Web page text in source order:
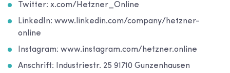
Twitter: x.com/Hetzner_Online
LinkedIn: www.linkedin.com/company/hetzner-
online
Instagram: www.instagram.com/hetzner.online
Anschrift: Industriestr. 25 91710 Gunzenhausen